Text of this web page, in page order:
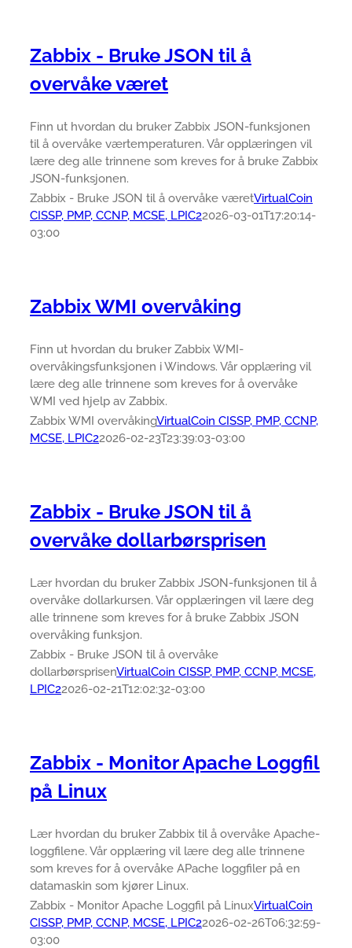
Zabbix - Bruke JSON til å
overvåke været
Finn ut hvordan du bruker Zabbix JSON-funksjonen
til å overvåke værtemperaturen. Vår opplæringen vil
lære deg alle trinnene som kreves for å bruke Zabbix
JSON-funksjonen.
Zabbix - Bruke JSON til å overvåke væretVirtualCoin
CISSP, PMP, CCNP, MCSE, LPIC22026-03-01T17:20:14-
03:00
Zabbix WMI overvåking
Finn ut hvordan du bruker Zabbix WMI-
overvåkingsfunksjonen i Windows. Vår opplæring vil
lære deg alle trinnene som kreves for å overvåke
WMI ved hjelp av Zabbix.
Zabbix WMI overvåkingVirtualCoin CISSP, PMP, CCNP,
MCSE, LPIC22026-02-23T23:39:03-03:00
Zabbix - Bruke JSON til å
overvåke dollarbørsprisen
Lær hvordan du bruker Zabbix JSON-funksjonen til å
overvåke dollarkursen. Vår opplæringen vil lære deg
alle trinnene som kreves for å bruke Zabbix JSON
overvåking funksjon.
Zabbix - Bruke JSON til å overvåke
dollarbørsprisenVirtualCoin CISSP, PMP, CCNP, MCSE,
LPIC22026-02-21T12:02:32-03:00
Zabbix - Monitor Apache Loggfil
på Linux
Lær hvordan du bruker Zabbix til å overvåke Apache-
loggfilene. Vår opplæring vil lære deg alle trinnene
som kreves for å overvåke APache loggfiler på en
datamaskin som kjører Linux.
Zabbix - Monitor Apache Loggfil på LinuxVirtualCoin
CISSP, PMP, CCNP, MCSE, LPIC22026-02-26T06:32:59-
03:00